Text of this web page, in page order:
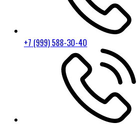
+7 (999) 588-30-40